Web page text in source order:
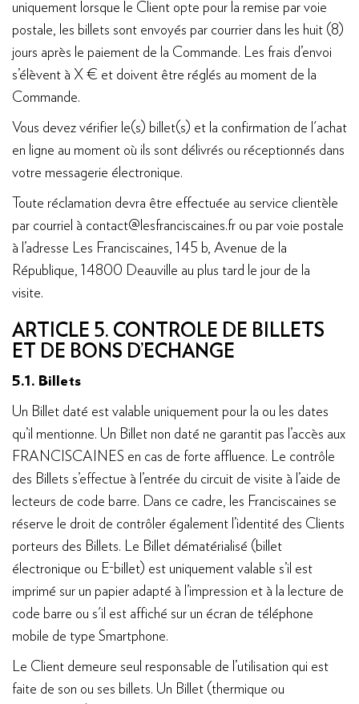
uniquement lorsque le Client opte pour la remise par voie
postale, les billets sont envoyés par courrier dans les huit (8)
jours après le paiement de la Commande. Les frais d’envoi
s’élèvent à X € et doivent être réglés au moment de la
Commande.
Vous devez vérifier le(s) billet(s) et la confirmation de l'achat
en ligne au moment où ils sont délivrés ou réceptionnés dans
votre messagerie électronique.
Toute réclamation devra être effectuée au service clientèle
par courriel à contact@lesfranciscaines.fr ou par voie postale
à l’adresse Les Franciscaines, 145 b, Avenue de la
République, 14800 Deauville au plus tard le jour de la
visite.
ARTICLE 5. CONTROLE DE BILLETS
ET DE BONS D’ECHANGE
5.1. Billets
Un Billet daté est valable uniquement pour la ou les dates
qu’il mentionne. Un Billet non daté ne garantit pas l’accès aux
FRANCISCAINES en cas de forte affluence. Le contrôle
des Billets s’effectue à l’entrée du circuit de visite à l’aide de
lecteurs de code barre. Dans ce cadre, les Franciscaines se
réserve le droit de contrôler également l’identité des Clients
porteurs des Billets. Le Billet dématérialisé (billet
électronique ou E-billet) est uniquement valable s’il est
imprimé sur un papier adapté à l’impression et à la lecture de
code barre ou s'il est affiché sur un écran de téléphone
mobile de type Smartphone.
Le Client demeure seul responsable de l’utilisation qui est
faite de son ou ses billets. Un Billet (thermique ou